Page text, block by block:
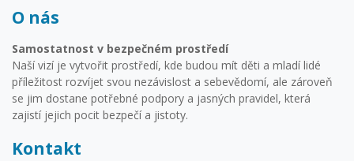
O nás
Samostatnost v bezpečném prostředí
Naší vizí je vytvořit prostředí, kde budou mít děti a mladí lidé
příležitost rozvíjet svou nezávislost a sebevědomí, ale zároveň
se jim dostane potřebné podpory a jasných pravidel, která
zajistí jejich pocit bezpečí a jistoty.
Kontakt